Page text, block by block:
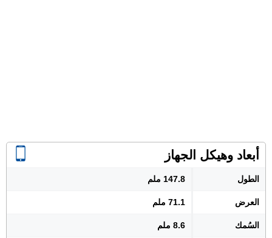
أبعاد وهيكل الجهاز
الطول 147.8 ملم
العرض 71.1 ملم
السُمك 8.6 ملم